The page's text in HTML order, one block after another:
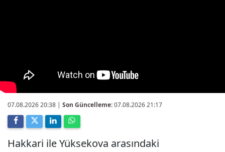
07.08.2026 20:38 | Son Güncelleme:07.08.2026 21:17
Hakkari ile Yüksekova arasındaki